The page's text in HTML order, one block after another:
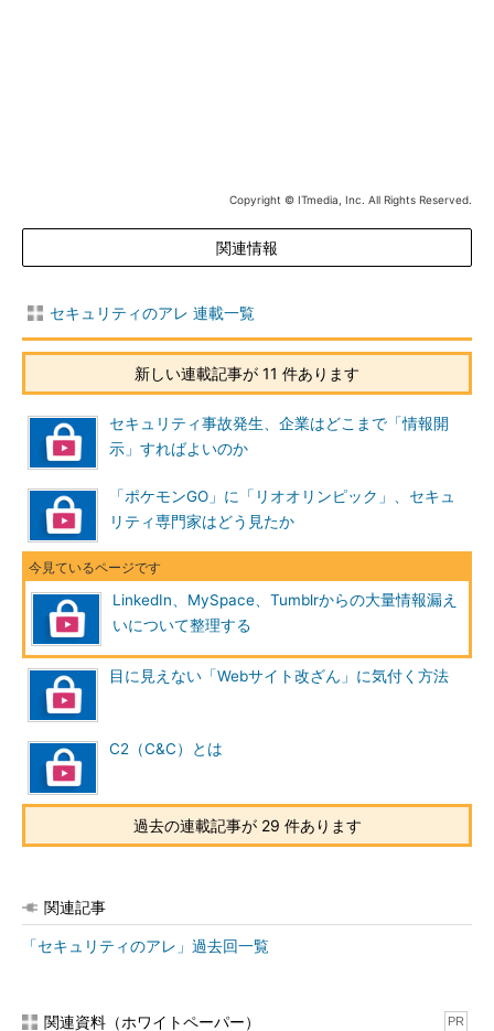
Copyright © ITmedia, Inc. All Rights Reserved.
関連情報
セキュリティのアレ 連載一覧
新しい連載記事が 11 件あります
セキュリティ事故発生、企業はどこまで「情報開
示」すればよいのか
「ポケモンGO」に「リオオリンピック」、セキュ
リティ専門家はどう見たか
LinkedIn、MySpace、Tumblrからの大量情報漏え
いについて整理する
目に見えない「Webサイト改ざん」に気付く方法
C2（C&C）とは
過去の連載記事が 29 件あります
関連記事
「セキュリティのアレ」過去回一覧
関連資料（ホワイトペーパー） PR